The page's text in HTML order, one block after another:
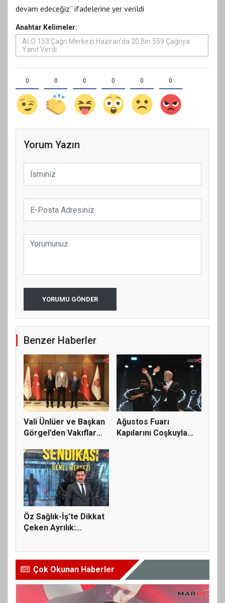
devam edeceğiz” ifadelerine yer verildi
Anahtar Kelimeler:
ALO 153 Çağrı Merkezi Haziran’da 20 Bin 559 Çağrıya
Yanıt Verdi
0 0 0 0 0 0
Yorum Yazın
YORUMU GÖNDER
Benzer Haberler
Vali Ünlüer ve Başkan
Görgel’den Vakıflar
Ağustos Fuarı
Kapılarını Coşkuyla
Öz Sağlık-İş’te Dikkat
Çeken Ayrılık:
Çok Okunan Haberler